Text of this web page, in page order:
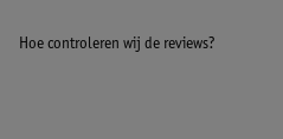
Hoe controleren wij de reviews?